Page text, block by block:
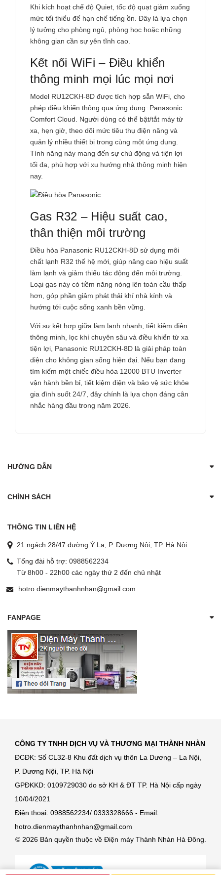
Khi kích hoạt chế độ Quiet, tốc độ quạt giảm xuống
mức tối thiểu để hạn chế tiếng ồn. Đây là lựa chọn
lý tưởng cho phòng ngủ, phòng học hoặc những
không gian cần sự yên tĩnh cao.
Kết nối WiFi – Điều khiển
thông minh mọi lúc mọi nơi
Model RU12CKH-8D được tích hợp sẵn WiFi, cho
phép điều khiển thông qua ứng dụng: Panasonic
Comfort Cloud. Người dùng có thể bật/tắt máy từ
xa, hẹn giờ, theo dõi mức tiêu thụ điện năng và
quản lý nhiều thiết bị trong cùng một ứng dụng.
Tính năng này mang đến sự chủ động và tiện lợi
tối đa, phù hợp với xu hướng nhà thông minh hiện
nay.
Gas R32 – Hiệu suất cao,
thân thiện môi trường
Điều hòa Panasonic RU12CKH-8D sử dụng môi
chất lạnh R32 thế hệ mới, giúp nâng cao hiệu suất
làm lạnh và giảm thiểu tác động đến môi trường.
Loại gas này có tiềm năng nóng lên toàn cầu thấp
hơn, góp phần giảm phát thải khí nhà kính và
hướng tới cuộc sống xanh bền vững.
Với sự kết hợp giữa làm lạnh nhanh, tiết kiệm điện
thông minh, lọc khí chuyên sâu và điều khiển từ xa
tiện lợi, Panasonic RU12CKH-8D là giải pháp toàn
diện cho không gian sống hiện đại. Nếu bạn đang
tìm kiếm một chiếc điều hòa 12000 BTU Inverter
vận hành bền bỉ, tiết kiệm điện và bảo vệ sức khỏe
gia đình suốt 24/7, đây chính là lựa chọn đáng cân
nhắc hàng đầu trong năm 2026.
HƯỚNG DẪN
CHÍNH SÁCH
THÔNG TIN LIÊN HỆ
21 ngách 28/47 đường Ỷ La, P. Dương Nội, TP. Hà Nội
Tổng đài hỗ trợ: 0988562234
Từ 8h00 - 22h00 các ngày thứ 2 đến chủ nhật
hotro.dienmaythanhnhan@gmail.com
FANPAGE
CÔNG TY TNHH DỊCH VỤ VÀ THƯƠNG MẠI THÀNH NHÀN
ĐCĐK: Số CL32-8 Khu đất dịch vụ thôn La Dương – La Nội,
P. Dương Nội, TP. Hà Nội
GPĐKKD: 0109729030 do sở KH & ĐT TP. Hà Nội cấp ngày
10/04/2021
Điện thoại: 0988562234/ 0333328666 - Email:
hotro.dienmaythanhnhan@gmail.com
© 2026 Bản quyền thuộc về Điện máy Thành Nhàn Hà Đông.